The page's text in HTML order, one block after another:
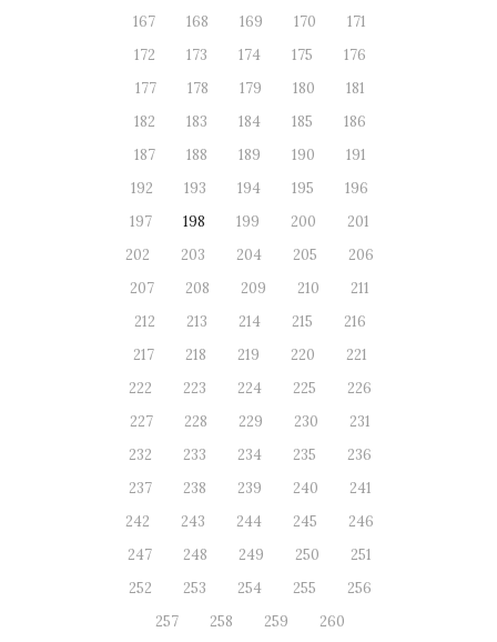
167
168 169 170
171
172
173 174 175
176
177
178 179 180
181
182
183 184 185
186
187
188 189 190
191
192
193 194 195
196
197
198 199 200
201
202
203 204 205
206
207
208 209 210
211
212
213 214 215
216
217
218 219 220
221
222
223 224 225
226
227
228 229 230
231
232
233 234 235
236
237
238 239 240
241
242
243 244 245
246
247
248 249 250
251
252
253 254 255
256
257
258 259 260